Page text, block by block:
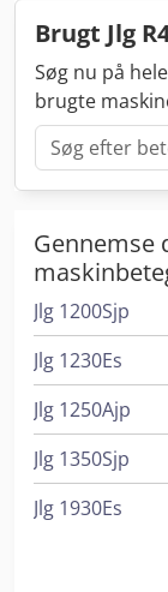
Batterispænding:
Brugt Jlg
Søg nu på
brugte
Gennemse
Jlg 1200Sjp
Jlg 1230Es
Jlg 1250Ajp
Jlg 1350Sjp
Jlg 1930Es